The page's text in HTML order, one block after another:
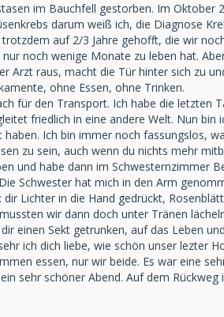
im Bauchfell gestorben. Im Oktober
darum weiß ich, die Diagnose
auf 2/3 Jahre gehofft, die wir
noch wenige Monate zu leben hat.
Arzt raus, macht die Tür hinter sich zu
ohne Essen, ohne Trinken.
für den Transport. Ich habe die letzten
friedlich in eine andere Welt. Nun bin
Ich bin immer noch fassungslos,
zu sein, auch wenn du nichts mehr
und habe dann im Schwesternzimmer
Schwester hat mich in den Arm
Lichter in die Hand gedrückt,
wir dann doch unter Tränen
einen Sekt getrunken, auf das Leben
ich dich liebe, wie schön unser lezter
essen, nur wir beide. Es war eine
sehr schöner Abend. Auf dem